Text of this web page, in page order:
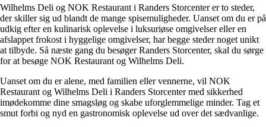
Wilhelms Deli og NOK Restaurant i Randers Storcenter er to steder,
der skiller sig ud blandt de mange spisemuligheder. Uanset om du er på
udkig efter en kulinarisk oplevelse i luksuriøse omgivelser eller en
afslappet frokost i hyggelige omgivelser, har begge steder noget unikt
at tilbyde. Så næste gang du besøger Randers Storcenter, skal du sørge
for at besøge NOK Restaurant og Wilhelms Deli.
Uanset om du er alene, med familien eller vennerne, vil NOK
Restaurant og Wilhelms Deli i Randers Storcenter med sikkerhed
imødekomme dine smagsløg og skabe uforglemmelige minder. Tag et
smut forbi og nyd en gastronomisk oplevelse ud over det sædvanlige.